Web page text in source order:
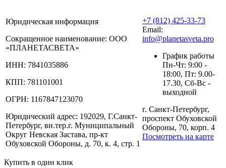
Юридическая информация
Сокращенное наименование: ООО
«ПЛАНЕТАСВЕТА»
ИНН: 7841035886
КПП: 781101001
ОГРН: 1167847123070
Юридический адрес: 192029, Г.Санкт-
Петербург, вн.тер.г. Муниципальный
Округ Невская Застава, пр-кт
Обуховской Обороны, д. 70, к. 4, стр. 1
+7 (812) 425-33-73
Email:
info@planetasveta.pro
График работы
Пн-Чт: 9:00 -
18:00, Пт: 9.00-
17.30, Сб-Вс -
выходной
г. Санкт-Петербург,
проспект Обуховской
Обороны, 70, корп. 4
Посмотреть на карте
Купить в один клик